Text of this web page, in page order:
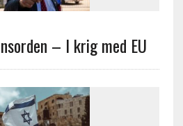
– I krig med EU